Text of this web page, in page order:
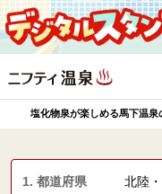
塩化物泉が楽しめる馬下温
1. 都道府県 北陸